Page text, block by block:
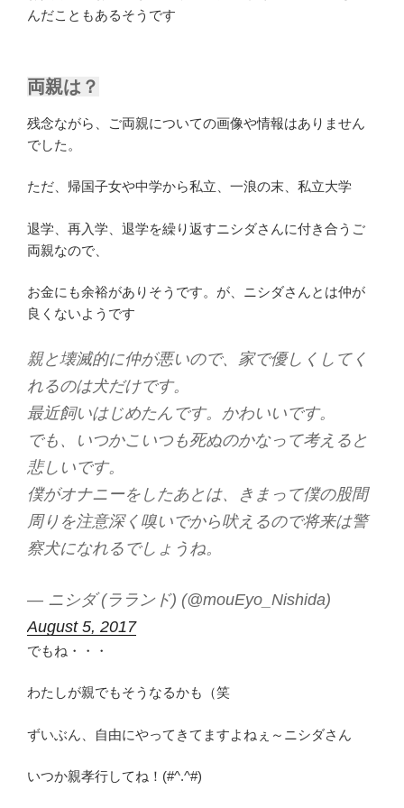
んだこともあるそうです
両親は？
残念ながら、ご両親についての画像や情報はありません
でした。
ただ、帰国子女や中学から私立、一浪の末、私立大学
退学、再入学、退学を繰り返すニシダさんに付き合うご
両親なので、
お金にも余裕がありそうです。が、ニシダさんとは仲が
良くないようです
親と壊滅的に仲が悪いので、家で優しくしてく
れるのは犬だけです。
最近飼いはじめたんです。かわいいです。
でも、いつかこいつも死ぬのかなって考えると
悲しいです。
僕がオナニーをしたあとは、きまって僕の股間
周りを注意深く嗅いでから吠えるので将来は警
察犬になれるでしょうね。
— ニシダ (ラランド) (@mouEyo_Nishida)
August 5, 2017
でもね・・・
わたしが親でもそうなるかも（笑
ずいぶん、自由にやってきてますよねぇ～ニシダさん
いつか親孝行してね！(#^.^#)